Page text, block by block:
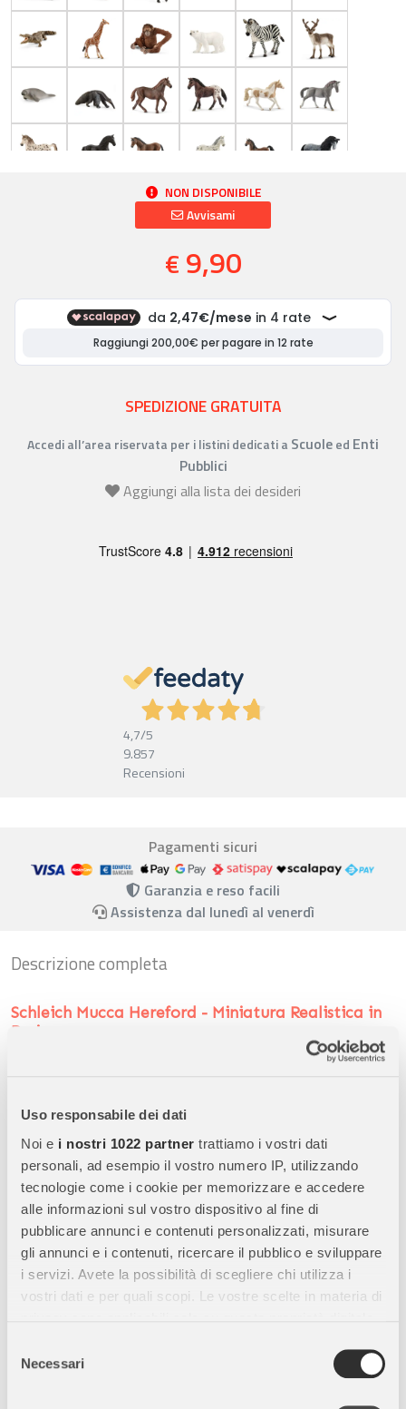
Uso responsabile dei dati
Noi e i nostri 1022 partner trattiamo i vostri dati
personali, ad esempio il vostro numero IP, utilizzando
tecnologie come i cookie per memorizzare e accedere
alle informazioni sul vostro dispositivo al fine di
pubblicare annunci e contenuti personalizzati, misurare
gli annunci e i contenuti, ricercare il pubblico e sviluppare
i servizi. Avete la possibilità di scegliere chi utilizza i
vostri dati e per quali scopi. Le vostre scelte in materia di
modificare o revocare il proprio consenso in qualsiasi
momento dalla Dichiarazione sui cookie o facendo clic
delNecessari
NON DISPONIBILE
Avvisami
€ 9,90
SPEDIZIONE GRATUITA
Accedi all’area riservata per i listini dedicati a Scuoleed Enti
Pubblici
Aggiungi alla lista dei desideri
4,7/5
9.857
Recensioni
Pagamenti sicuri
Garanzia e reso facili
Assistenza dal lunedì al venerdì
Descrizione completa
Schleich Mucca Hereford - Miniatura Realistica in
Resina
miniatura realistica
Hereford. Perfetta perbambini, collezionisti e appassionati
premium e valore educativo.
Caratteristiche Principali:
Alta qualità Schleich:Realizzata con materiali resistenti,
sicuri e durevoli, progettati per garantire lunga durata e
resistenza al gioco.
manto caratteristico
alle proporzioni anatomiche
, per una riproduzione fedele.